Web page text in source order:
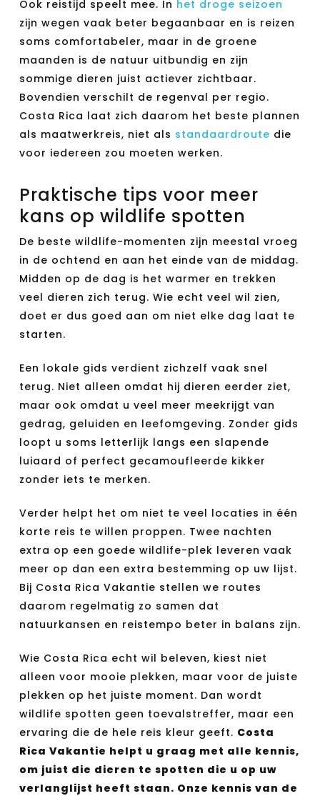
Ook reistijd speelt mee. In het droge seizoen
zijn wegen vaak beter begaanbaar en is reizen
soms comfortabeler, maar in de groene
maanden is de natuur uitbundig en zijn
sommige dieren juist actiever zichtbaar.
Bovendien verschilt de regenval per regio.
Costa Rica laat zich daarom het beste plannen
als maatwerkreis, niet als standaardroute die
voor iedereen zou moeten werken.
Praktische tips voor meer
kans op wildlife spotten
De beste wildlife-momenten zijn meestal vroeg
in de ochtend en aan het einde van de middag.
Midden op de dag is het warmer en trekken
veel dieren zich terug. Wie echt veel wil zien,
doet er dus goed aan om niet elke dag laat te
starten.
Een lokale gids verdient zichzelf vaak snel
terug. Niet alleen omdat hij dieren eerder ziet,
maar ook omdat u veel meer meekrijgt van
gedrag, geluiden en leefomgeving. Zonder gids
loopt u soms letterlijk langs een slapende
luiaard of perfect gecamoufleerde kikker
zonder iets te merken.
Verder helpt het om niet te veel locaties in één
korte reis te willen proppen. Twee nachten
extra op een goede wildlife-plek leveren vaak
meer op dan een extra bestemming op uw lijst.
Bij Costa Rica Vakantie stellen we routes
daarom regelmatig zo samen dat
natuurkansen en reistempo beter in balans zijn.
Wie Costa Rica echt wil beleven, kiest niet
alleen voor mooie plekken, maar voor de juiste
plekken op het juiste moment. Dan wordt
wildlife spotten geen toevalstreffer, maar een
ervaring die de hele reis kleur geeft. Costa
Rica Vakantie helpt u graag met alle kennis,
om juist die dieren te spotten die u op uw
verlanglijst heeft staan. Onze kennis van de